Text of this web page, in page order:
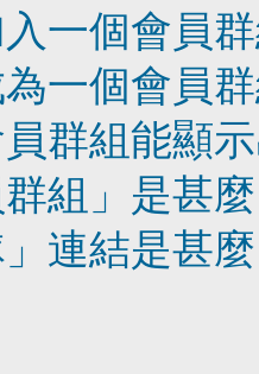
一個會員
一個會員
群組能顯
群組」是甚
」連結是甚